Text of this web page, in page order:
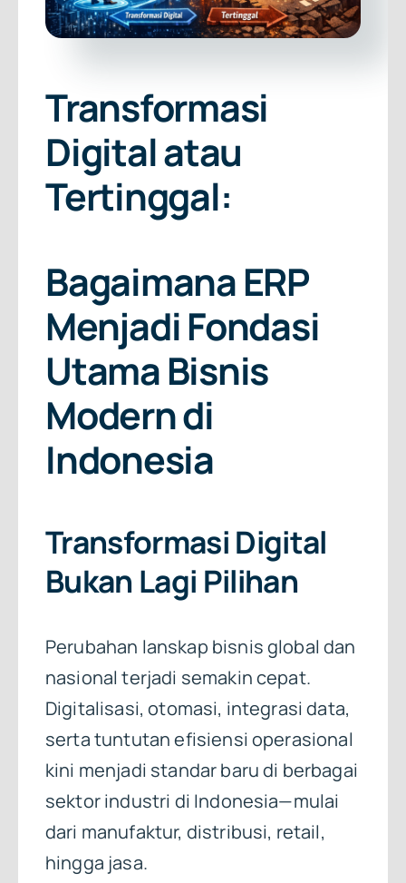
Transformasi
Digital atau
Tertinggal:
Bagaimana ERP
Menjadi Fondasi
Utama Bisnis
Modern di
Indonesia
Transformasi Digital
Bukan Lagi Pilihan
Perubahan lanskap bisnis global dan
nasional terjadi semakin cepat.
Digitalisasi, otomasi, integrasi data,
serta tuntutan efisiensi operasional
kini menjadi standar baru di berbagai
sektor industri di Indonesia—mulai
dari manufaktur, distribusi, retail,
hingga jasa.